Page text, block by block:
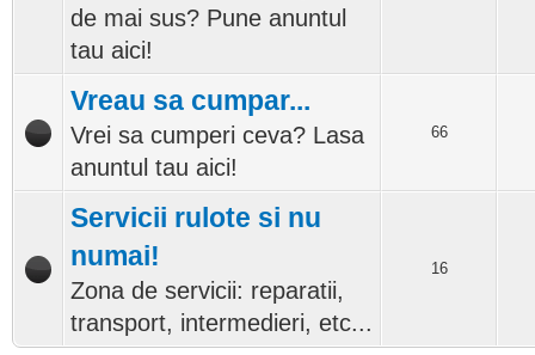
de mai sus? Pune anuntul
tau aici!
Vreau sa cumpar...
Vrei sa cumperi ceva? Lasa
anuntul tau aici!
66
Servicii rulote si nu
numai!
Zona de servicii: reparatii,
transport, intermedieri, etc...
16